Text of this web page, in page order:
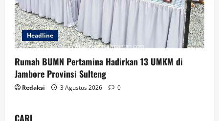
Headline
Rumah BUMN Pertamina Hadirkan 13 UMKM di
Jambore Provinsi Sulteng
Redaksi 3 Agustus 2026 0
CARI